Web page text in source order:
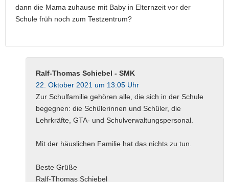
dann die Mama zuhause mit Baby in Elternzeit vor der
Schule früh noch zum Testzentrum?
Ralf-Thomas Schiebel - SMK
22. Oktober 2021 um 13:05 Uhr
Zur Schulfamilie gehören alle, die sich in der Schule
begegnen: die Schülerinnen und Schüler, die
Lehrkräfte, GTA- und Schulverwaltungspersonal.
Mit der häuslichen Familie hat das nichts zu tun.
Beste Grüße
Ralf-Thomas Schiebel